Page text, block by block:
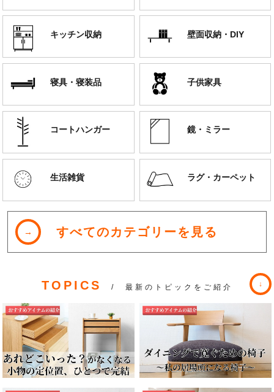
キッチン収納 壁面収納・DIY
寝具・寝装品 子供家具
コートハンガー 鏡・ミラー
生活雑貨 ラグ・カーペット
すべてのカテゴリーを見る
TOPICS / 最新のトピックをご紹介